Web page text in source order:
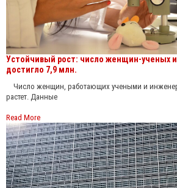
Устойчивый рост: число женщин-ученых
достигло 7,9 млн.
Число женщин, работающих учеными и
растет. Данные
Read More